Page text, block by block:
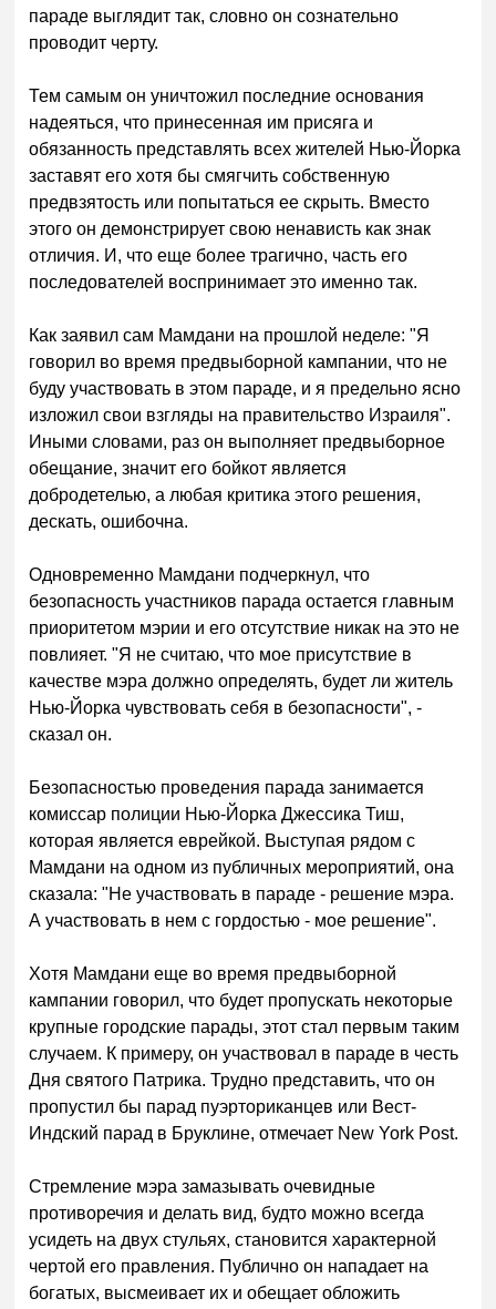
параде выглядит так, словно он сознательно
проводит черту.
Тем самым он уничтожил последние основания
надеяться, что принесенная им присяга и
обязанность представлять всех жителей Нью-Йорка
заставят его хотя бы смягчить собственную
предвзятость или попытаться ее скрыть. Вместо
этого он демонстрирует свою ненависть как знак
отличия. И, что еще более трагично, часть его
последователей воспринимает это именно так.
Как заявил сам Мамдани на прошлой неделе: "Я
говорил во время предвыборной кампании, что не
буду участвовать в этом параде, и я предельно ясно
изложил свои взгляды на правительство Израиля".
Иными словами, раз он выполняет предвыборное
обещание, значит его бойкот является
добродетелью, а любая критика этого решения,
дескать, ошибочна.
Одновременно Мамдани подчеркнул, что
безопасность участников парада остается главным
приоритетом мэрии и его отсутствие никак на это не
повлияет. "Я не считаю, что мое присутствие в
качестве мэра должно определять, будет ли житель
Нью-Йорка чувствовать себя в безопасности", -
сказал он.
Безопасностью проведения парада занимается
комиссар полиции Нью-Йорка Джессика Тиш,
которая является еврейкой. Выступая рядом с
Мамдани на одном из публичных мероприятий, она
сказала: "Не участвовать в параде - решение мэра.
А участвовать в нем с гордостью - мое решение".
Хотя Мамдани еще во время предвыборной
кампании говорил, что будет пропускать некоторые
крупные городские парады, этот стал первым таким
случаем. К примеру, он участвовал в параде в честь
Дня святого Патрика. Трудно представить, что он
пропустил бы парад пуэрториканцев или Вест-
Индский парад в Бруклине, отмечает New York Post.
Стремление мэра замазывать очевидные
противоречия и делать вид, будто можно всегда
усидеть на двух стульях, становится характерной
чертой его правления. Публично он нападает на
богатых, высмеивает их и обещает обложить